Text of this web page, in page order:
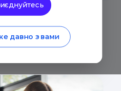
тексту
давно з вами